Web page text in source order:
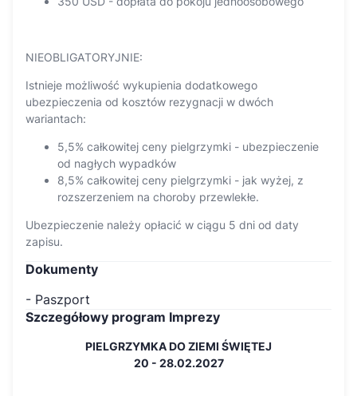
NIEOBLIGATORYJNIE:
Istnieje możliwość wykupienia dodatkowego
ubezpieczenia od kosztów rezygnacji w dwóch
wariantach:
5,5% całkowitej ceny pielgrzymki - ubezpieczenie
od nagłych wypadków
8,5% całkowitej ceny pielgrzymki - jak wyżej, z
rozszerzeniem na choroby przewlekłe.
Ubezpieczenie należy opłacić w ciągu 5 dni od daty
zapisu.
Dokumenty
- Paszport
Szczegółowy program Imprezy
PIELGRZYMKA DO ZIEMI ŚWIĘTEJ
20 - 28.02.2027